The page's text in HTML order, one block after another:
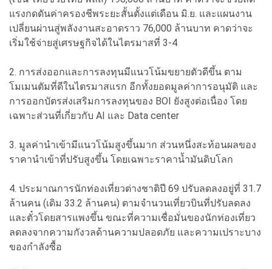
แรงกดดันค่าครองชีพระยะสั้นตั้งแต่เดือน มิ.ย. และแผนงาน
เปลี่ยนผ่านสู่พลังงานสะอาดราว 76,000 ล้านบาท คาดว่าจะ
เริ่มใช้จ่ายสู่เศรษฐกิจได้ในไตรมาสที่ 3-4
2. การส่งออกและการลงทุนมีแนวโน้มขยายตัวดีขึ้น ตาม
โมเมนตัมที่ดีในไตรมาสแรก อีกทั้งยอดมูลค่าการอนุมัติ และ
การออกบัตรส่งเสริมการลงทุนของ BOI ยังสูงต่อเนื่อง โดย
เฉพาะส่วนที่เกี่ยวกับ AI และ Data center
3. มูลค่านำเข้ามีแนวโน้มสูงขึ้นมาก ส่วนหนึ่งสะท้อนผลของ
ราคานำเข้าที่ปรับสูงขึ้น โดยเฉพาะราคาน้ำมันดิบโลก
4. ประมาณการนักท่องเที่ยวต่างชาติปี 69 ปรับลดลงอยู่ที่ 31.7
ล้านคน (เดิม 33.2 ล้านคน) ตามจำนวนเที่ยวบินที่ปรับลดลง
และตั๋วโดยสารแพงขึ้น ขณะที่ความเชื่อมั่นของนักท่องเที่ยว
ลดลงจากความกังวลด้านความปลอดภัย และความเปราะบาง
ของกำลังซื้อ